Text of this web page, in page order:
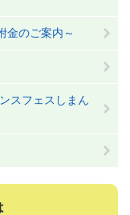
金のご案内～
スフェスしまん